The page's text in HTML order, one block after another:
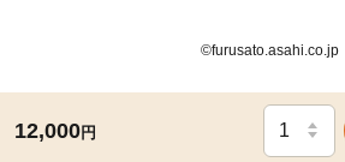
12,000円
©furusato.asahi.co.jp